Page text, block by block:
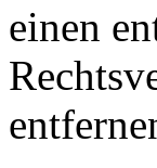
einen